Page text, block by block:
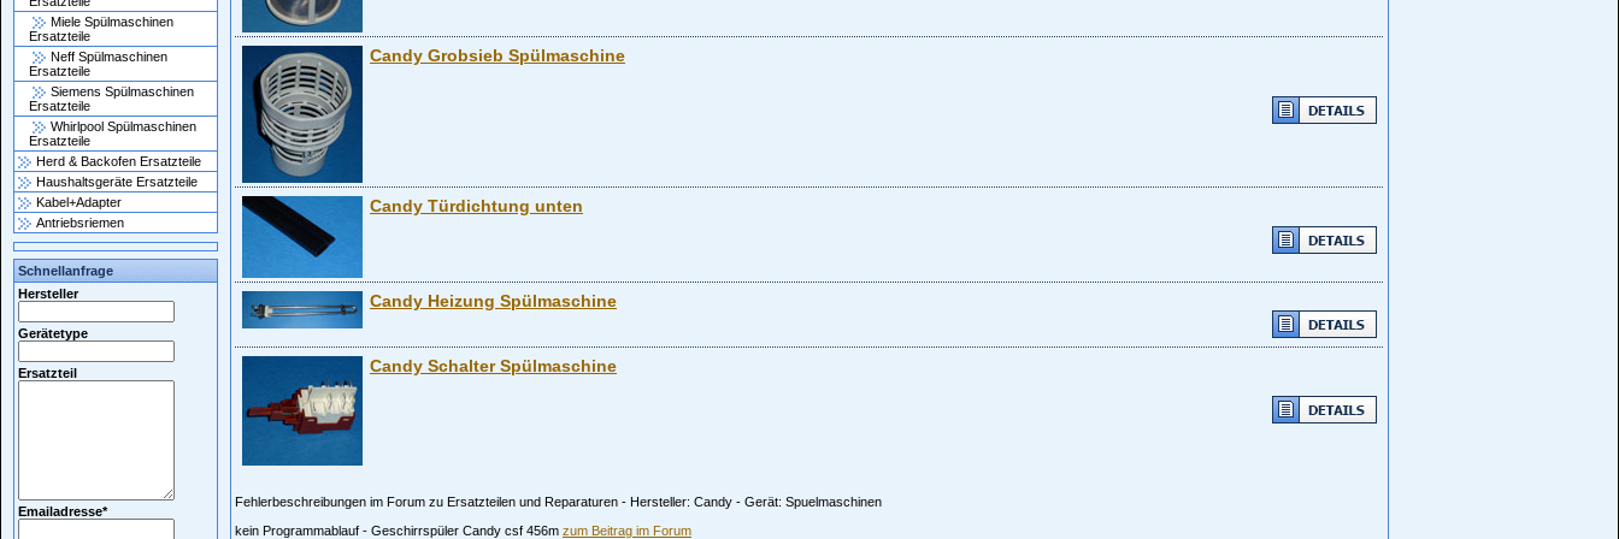
Miele Spülmaschinen
Ersatzteile
Neff Spülmaschinen
Ersatzteile
Siemens Spülmaschinen
Ersatzteile
Whirlpool Spülmaschinen
Ersatzteile
Herd & Backofen Ersatzteile
Haushaltsgeräte Ersatzteile
Kabel+Adapter
Antriebsriemen
Schnellanfrage
Hersteller
Gerätetype
Ersatzteil
Emailadresse*
Candy Grobsieb Spülmaschine
Candy Türdichtung unten
Candy Heizung Spülmaschine
Candy Schalter Spülmaschine
Fehlerbeschreibungen im Forum zu Ersatzteilen und Reparaturen - Hersteller: Candy - Gerät: Spuelmaschinen
kein Programmablauf - Geschirrspüler Candy csf 456m zum Beitrag im Forum